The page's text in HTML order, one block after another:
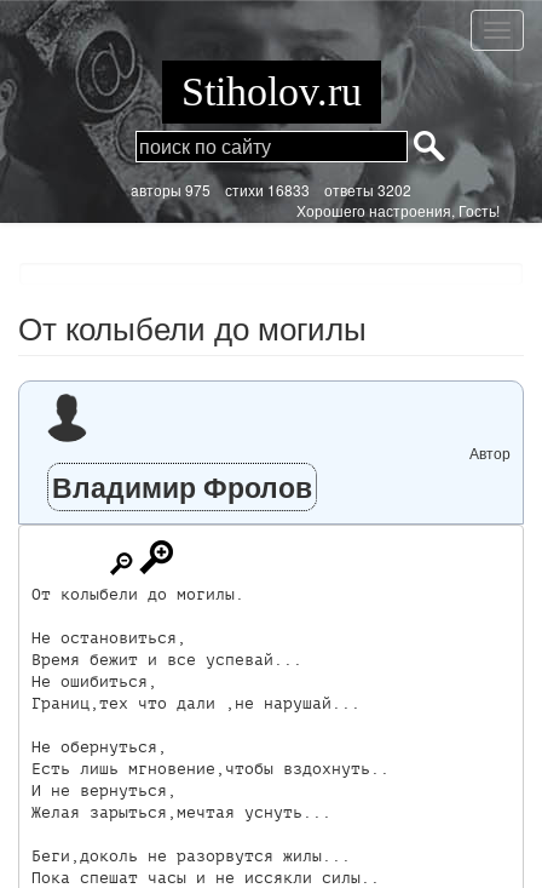
Перейти
к
основному
содержанию
От
до
Stiholov.ru
aвторы 975стихи 16833 ответы 3202
Хорошего настроения, Гость!
От колыбели до могилы
Автор
Владимир Фролов
От колыбели до могилы.
Не остановиться,
Время бежит и все успевай...
Не ошибиться,
Границ,тех что дали ,не нарушай...
Не обернуться,
Есть лишь мгновение,чтобы вздохнуть..
И не вернуться,
Желая зарыться,мечтая уснуть...
Беги,доколь не разорвутся жилы...
Пока спешат часы и не иссякли силы..